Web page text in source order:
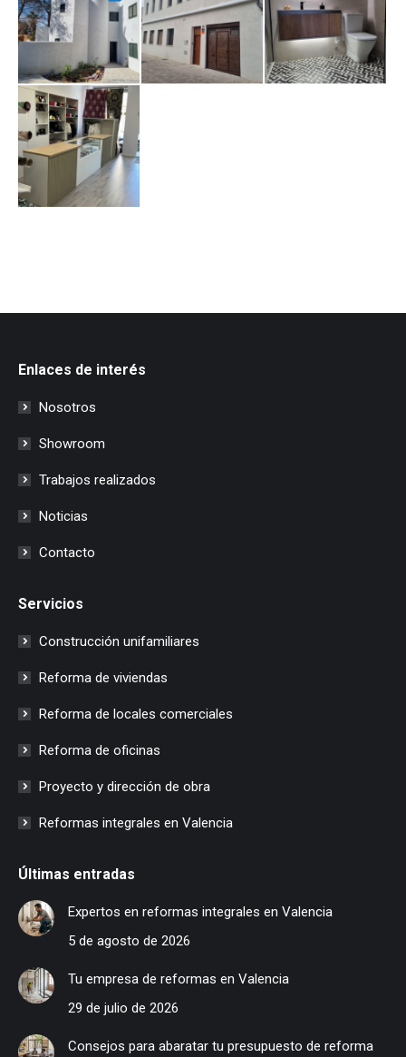
Enlaces de interés
Nosotros
Showroom
Trabajos realizados
Noticias
Contacto
Servicios
Construcción unifamiliares
Reforma de viviendas
Reforma de locales comerciales
Reforma de oficinas
Proyecto y dirección de obra
Reformas integrales en Valencia
Últimas entradas
Expertos en reformas integrales en Valencia
5 de agosto de 2026
Tu empresa de reformas en Valencia
29 de julio de 2026
Consejos para abaratar tu presupuesto de reforma